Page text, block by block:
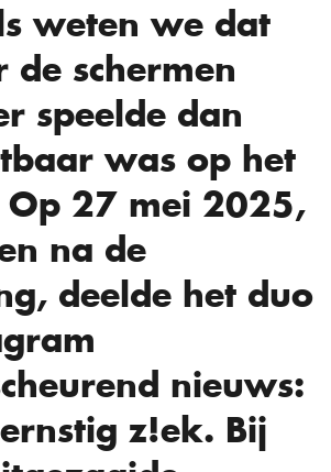
weten we dat
de schermen
speelde dan
was op het
27 mei 2025,
na de
deelde het duo
nieuws:
z!ek. Bij